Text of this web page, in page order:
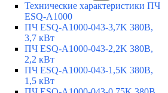
Технические характеристики ПЧ
ESQ-A1000
ПЧ ESQ-A1000-043-3,7K 380В,
3,7 кВт
ПЧ ESQ-A1000-043-2,2K 380В,
2,2 кВт
ПЧ ESQ-A1000-043-1,5K 380В,
1,5 кВт